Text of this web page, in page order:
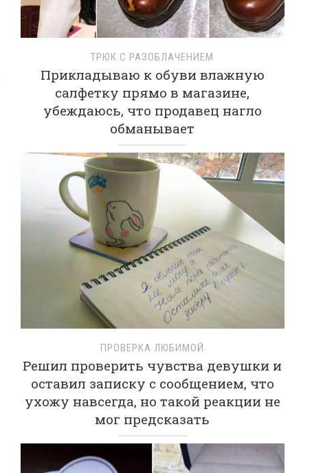
ТРЮК С РАЗОБЛАЧЕНИЕМ
Прикладываю к обуви влажную
салфетку прямо в магазине,
убеждаюсь, что продавец нагло
обманывает
ПРОВЕРКА ЛЮБИМОЙ
Решил проверить чувства девушки и
оставил записку с сообщением, что
ухожу навсегда, но такой реакции не
мог предсказать